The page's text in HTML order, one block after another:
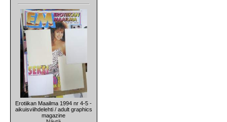
Erotiikan Maailma 1994 nr 4-5 -
aikuisviihdelehti / adult graphics
magazine